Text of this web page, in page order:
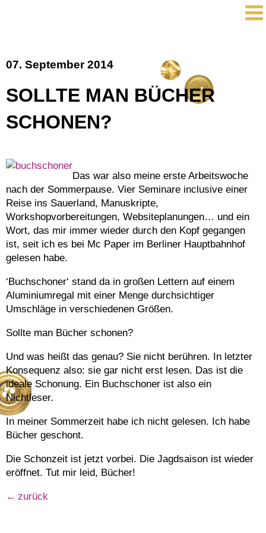
07. September 2014
SOLLTE MAN BÜCHER
SCHONEN?
Das war also meine erste Arbeitswoche
nach der Sommerpause. Vier Seminare inclusive einer
Reise ins Sauerland, Manuskripte,
Workshopvorbereitungen, Websiteplanungen… und ein
Wort, das mir immer wieder durch den Kopf gegangen
ist, seit ich es bei Mc Paper im Berliner Hauptbahnhof
gelesen habe.
‘Buchschoner‘ stand da in großen Lettern auf einem
Aluminiumregal mit einer Menge durchsichtiger
Umschläge in verschiedenen Größen.
Sollte man Bücher schonen?
Und was heißt das genau? Sie nicht berühren. In letzter
Konsequenz also: sie gar nicht erst lesen. Das ist die
ideale Schonung. Ein Buchschoner ist also ein
Nichtleser.
In meiner Sommerzeit habe ich nicht gelesen. Ich habe
Bücher geschont.
Die Schonzeit ist jetzt vorbei. Die Jagdsaison ist wieder
eröffnet. Tut mir leid, Bücher!
zurück